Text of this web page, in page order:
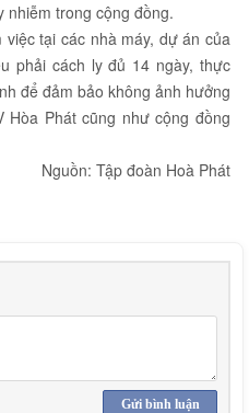
nhiễm trong cộng đồng.
tại các nhà máy, dự án của
phải cách ly đủ 14 ngày, thực
để đảm bảo không ảnh hưởng
Hòa Phát cũng như cộng đồng
Nguồn: Tập đoàn Hoà Phát
Gửi bình luận